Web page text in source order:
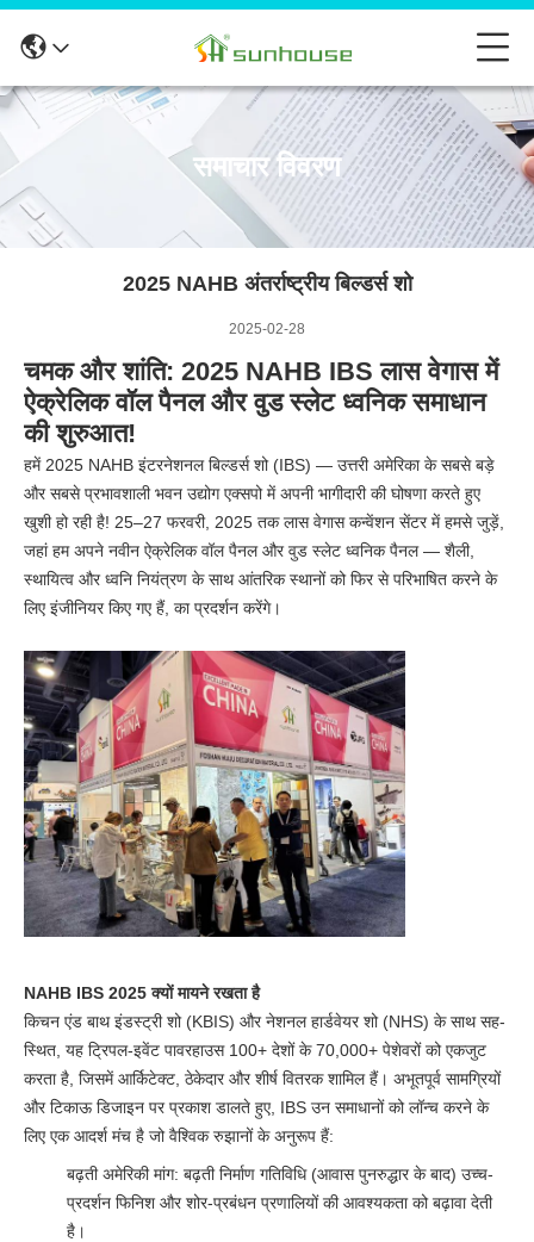
समाचार विवरण
2025 NAHB अंतर्राष्ट्रीय बिल्डर्स शो
2025-02-28
चमक और शांति: 2025 NAHB IBS लास वेगास में
ऐक्रेलिक वॉल पैनल और वुड स्लेट ध्वनिक समाधान
की शुरुआत!
हमें 2025 NAHB इंटरनेशनल बिल्डर्स शो (IBS) — उत्तरी अमेरिका के सबसे बड़े
और सबसे प्रभावशाली भवन उद्योग एक्सपो में अपनी भागीदारी की घोषणा करते हुए
खुशी हो रही है! 25–27 फरवरी, 2025 तक लास वेगास कन्वेंशन सेंटर में हमसे जुड़ें,
जहां हम अपने नवीन ऐक्रेलिक वॉल पैनल और वुड स्लेट ध्वनिक पैनल — शैली,
स्थायित्व और ध्वनि नियंत्रण के साथ आंतरिक स्थानों को फिर से परिभाषित करने के
लिए इंजीनियर किए गए हैं, का प्रदर्शन करेंगे।
NAHB IBS 2025 क्यों मायने रखता है
किचन एंड बाथ इंडस्ट्री शो (KBIS) और नेशनल हार्डवेयर शो (NHS) के साथ सह-
स्थित, यह ट्रिपल-इवेंट पावरहाउस 100+ देशों के 70,000+ पेशेवरों को एकजुट
करता है, जिसमें आर्किटेक्ट, ठेकेदार और शीर्ष वितरक शामिल हैं। अभूतपूर्व सामग्रियों
और टिकाऊ डिजाइन पर प्रकाश डालते हुए, IBS उन समाधानों को लॉन्च करने के
लिए एक आदर्श मंच है जो वैश्विक रुझानों के अनुरूप हैं:
बढ़ती अमेरिकी मांग: बढ़ती निर्माण गतिविधि (आवास पुनरुद्धार के बाद) उच्च-
प्रदर्शन फिनिश और शोर-प्रबंधन प्रणालियों की आवश्यकता को बढ़ावा देती
है।